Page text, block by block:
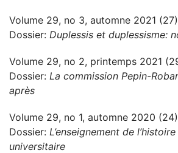
Volume 29, no 3, automne 2021 (27)
Dossier: Duplessis et duplessisme:
Volume 29, no 2, printemps 2021
Dossier: La commission Pepin-
après
Volume 29, no 1, automne 2020 (24)
Dossier: L’enseignement de
universitaire